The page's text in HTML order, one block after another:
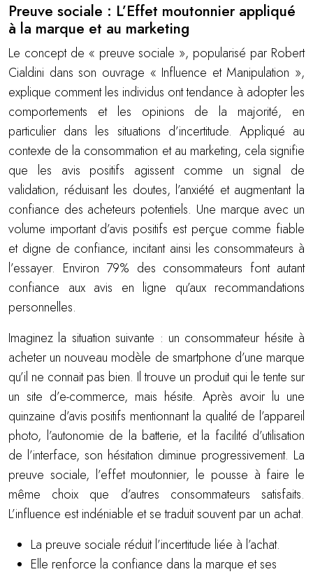
Preuve sociale : L’Effet moutonnier appliqué
à la marque et au marketing
Le concept de « preuve sociale », popularisé par Robert
Cialdini dans son ouvrage « Influence et Manipulation »,
explique comment les individus ont tendance à adopter les
comportements et les opinions de la majorité, en
particulier dans les situations d’incertitude. Appliqué au
contexte de la consommation et au marketing, cela signifie
que les avis positifs agissent comme un signal de
validation, réduisant les doutes, l’anxiété et augmentant la
confiance des acheteurs potentiels. Une marque avec un
volume important d’avis positifs est perçue comme fiable
et digne de confiance, incitant ainsi les consommateurs à
l’essayer. Environ 79% des consommateurs font autant
confiance aux avis en ligne qu’aux recommandations
personnelles.
Imaginez la situation suivante : un consommateur hésite à
acheter un nouveau modèle de smartphone d’une marque
qu’il ne connait pas bien. Il trouve un produit qui le tente sur
un site d’e-commerce, mais hésite. Après avoir lu une
quinzaine d’avis positifs mentionnant la qualité de l’appareil
photo, l’autonomie de la batterie, et la facilité d’utilisation
de l’interface, son hésitation diminue progressivement. La
preuve sociale, l’effet moutonnier, le pousse à faire le
même choix que d’autres consommateurs satisfaits.
L’influence est indéniable et se traduit souvent par un achat.
La preuve sociale réduit l’incertitude liée à l’achat.
Elle renforce la confiance dans la marque et ses